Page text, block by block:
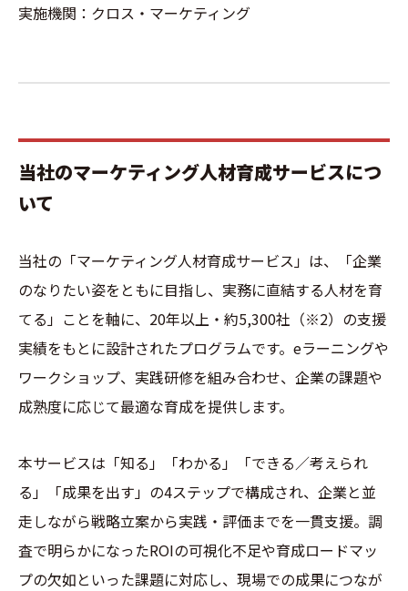
実施機関：クロス・マーケティング
当社のマーケティング人材育成サービスにつ
いて
当社の「マーケティング人材育成サービス」は、「企業
のなりたい姿をともに目指し、実務に直結する人材を育
てる」ことを軸に、20年以上・約5,300社（※2）の支援
実績をもとに設計されたプログラムです。eラーニングや
ワークショップ、実践研修を組み合わせ、企業の課題や
成熟度に応じて最適な育成を提供します。
本サービスは「知る」「わかる」「できる／考えられ
る」「成果を出す」の4ステップで構成され、企業と並
走しながら戦略立案から実践・評価までを一貫支援。調
査で明らかになったROIの可視化不足や育成ロードマッ
プの欠如といった課題に対応し、現場での成果につなが